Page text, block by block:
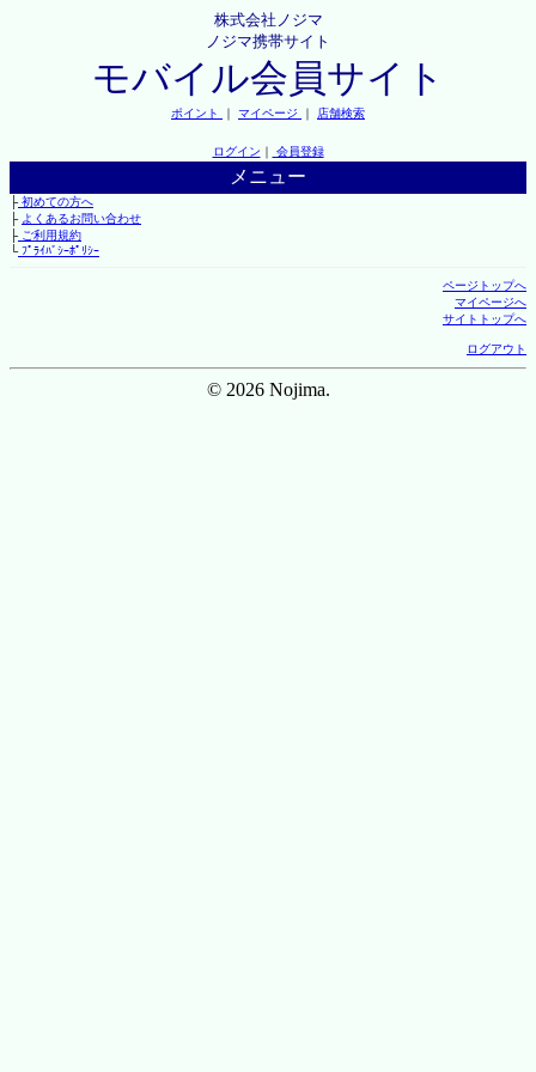
株式会社ノジマ
ノジマ携帯サイト
モバイル会員サイト
ポイント ｜ マイページ ｜ 店舗検索
ログイン ｜ 会員登録
メニュー
├初めての方へ
├ よくあるお問い合わせ
├ご利用規約
└ﾌﾟﾗｲﾊﾞｼｰﾎﾟﾘｼｰ
ページトップへ
マイページへ
サイトトップへ
ログアウト
© 2026 Nojima.